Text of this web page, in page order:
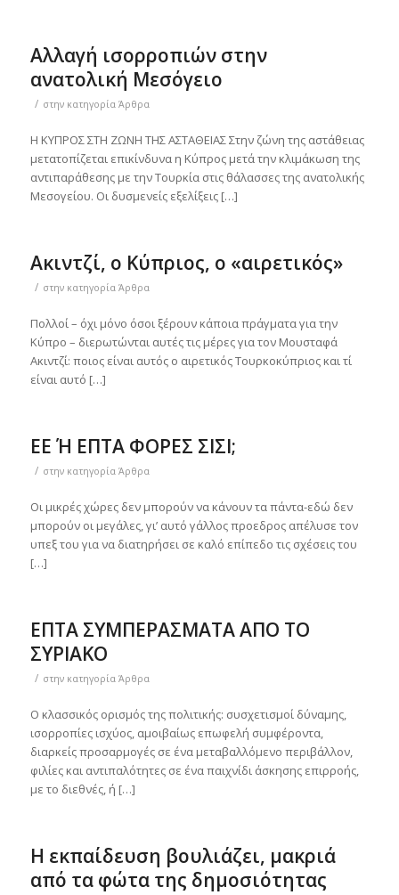
Αλλαγή ισορροπιών στην
ανατολική Μεσόγειο
/ στην κατηγορία Άρθρα
Η ΚΥΠΡΟΣ ΣΤΗ ΖΩΝΗ ΤΗΣ ΑΣΤΑΘΕΙΑΣ Στην ζώνη της αστάθειας
μετατοπίζεται επικίνδυνα η Κύπρος μετά την κλιμάκωση της
αντιπαράθεσης με την Τουρκία στις θάλασσες της ανατολικής
Μεσογείου. Οι δυσμενείς εξελίξεις […]
Ακιντζί, ο Κύπριος, ο «αιρετικός»
/ στην κατηγορία Άρθρα
Πολλοί – όχι μόνο όσοι ξέρουν κάποια πράγματα για την
Κύπρο – διερωτώνται αυτές τις μέρες για τον Μουσταφά
Ακιντζί: ποιος είναι αυτός ο αιρετικός Τουρκοκύπριος και τί
είναι αυτό […]
ΕΕ Ή ΕΠΤΑ ΦΟΡΕΣ ΣΙΣΙ;
/ στην κατηγορία Άρθρα
Οι μικρές χώρες δεν μπορούν να κάνουν τα πάντα-εδώ δεν
μπορούν οι μεγάλες, γι’ αυτό γάλλος προεδρος απέλυσε τον
υπεξ του για να διατηρήσει σε καλό επίπεδο τις σχέσεις του
[…]
ΕΠΤΑ ΣΥΜΠΕΡΑΣΜΑΤΑ ΑΠΟ ΤΟ
ΣΥΡΙΑΚΟ
/ στην κατηγορία Άρθρα
Ο κλασσικός ορισμός της πολιτικής: συσχετισμοί δύναμης,
ισορροπίες ισχύος, αμοιβαίως επωφελή συμφέροντα,
διαρκείς προσαρμογές σε ένα μεταβαλλόμενο περιβάλλον,
φιλίες και αντιπαλότητες σε ένα παιχνίδι άσκησης επιρροής,
με το διεθνές, ή […]
Η εκπαίδευση βουλιάζει, μακριά
από τα φώτα της δημοσιότητας